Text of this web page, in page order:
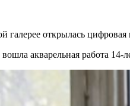
галерее открылась
акварельная работа